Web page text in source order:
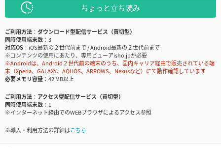
ちょっと立ち読み
ご利用方法
ダウンロード型配信サービス（買切型）
同時使用端末数
3
対応OS
iOS最新の２世代前まで / Android最新の２世代前まで
※コンテンツの使用にあたり、専用ビューアisho.jpが必要
※Androidは、Android２世代前の端末のうち、国内キャリア経由で販売されている端
末（Xperia、GALAXY、AQUOS、ARROWS、Nexusなど）にて動作確認しています
必要メモリ容量
42 MB以上
ご利用方法
アクセス型配信サービス（買切型）
同時使用端末数
1
※インターネット経由でのWEBブラウザによるアクセス参照
※導入・利用方法の詳細はこちら